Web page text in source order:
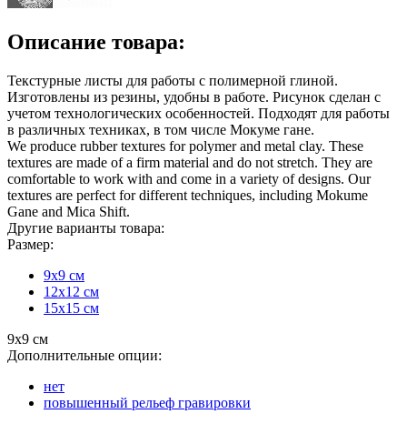
Описание товара:
Текстурные листы для работы с полимерной глиной.
Изготовлены из резины, удобны в работе. Рисунок сделан с
учетом технологических особенностей. Подходят для работы
в различных техниках, в том числе Мокуме гане.
We produce rubber textures for polymer and metal clay. These
textures are made of a firm material and do not stretch. They are
comfortable to work with and come in a variety of designs. Our
textures are perfect for different techniques, including Mokume
Gane and Mica Shift.
Другие варианты товара:
Размер:
9х9 см
12х12 см
15х15 см
9х9 см
Дополнительные опции:
нет
повышенный рельеф гравировки